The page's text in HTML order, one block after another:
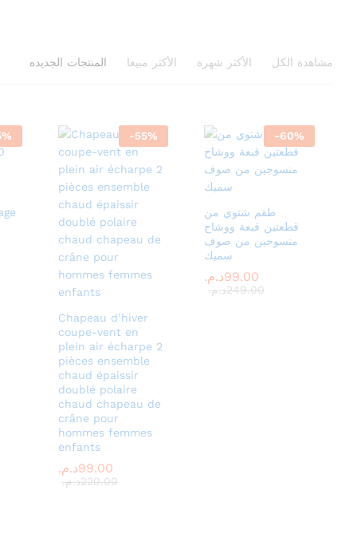
المنتجات الجديده الأكثر مبيعا الأكثر شهرة مشاهدة الكل
% -55%
Chapeau d’hiver
coupe-vent en
plein air écharpe 2
pièces ensemble
chaud épaissir
doublé polaire
chaud chapeau de
crâne pour
hommes femmes
enfants
99.00د.م.
220.00د.م.
99.00د.م.
220.00د.م.
-60%
طقم شتوي من
قطعتين قبعة ووشاح
منسوجين من صوف
سميك
99.00د.م.
249.00د.م.
99.00د.م.
249.00د.م.